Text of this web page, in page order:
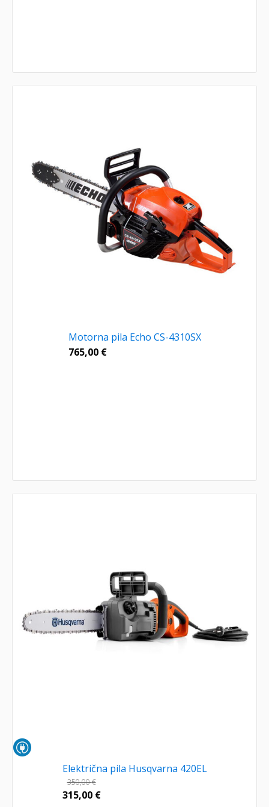
Motorna pila Echo CS-4310SX
765,00 €
Električna pila Husqvarna 420EL
350,00€
315,00 €